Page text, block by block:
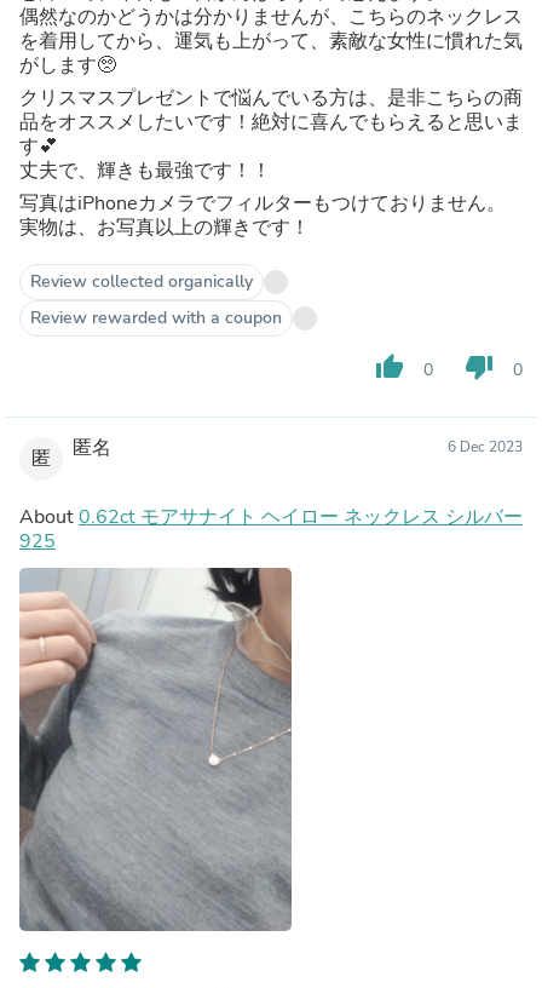
偶然なのかどうかは分かりませんが、こちらのネックレス
を着用してから、運気も上がって、素敵な女性に慣れた気
がします🥺
クリスマスプレゼントで悩んでいる方は、是非こちらの商
品をオススメしたいです！絶対に喜んでもらえると思いま
す💕
丈夫で、輝きも最強です！！
写真はiPhoneカメラでフィルターもつけておりません。
実物は、お写真以上の輝きです！
Review collected organically
Review rewarded with a coupon
thumb_up 0 thumb_down 0
匿 匿名 6 Dec 2023
About0.62ct モアサナイト ヘイロー ネックレス シルバー
925